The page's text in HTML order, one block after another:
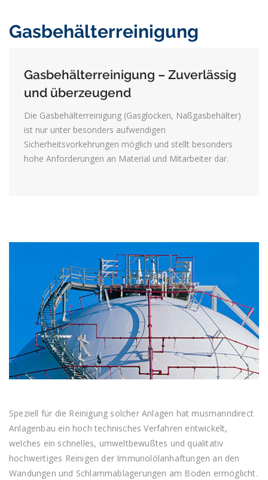
Gasbehälterreinigung
Gasbehälterreinigung – Zuverlässig
und überzeugend
Die Gasbehälterreinigung (Gasglocken, Naßgasbehälter)
ist nur unter besonders aufwendigen
Sicherheitsvorkehrungen möglich und stellt besonders
hohe Anforderungen an Material und Mitarbeiter dar.
Speziell für die Reinigung solcher Anlagen hat musmanndirect
Anlagenbau ein hoch technisches Verfahren entwickelt,
welches ein schnelles, umweltbewußtes und qualitativ
hochwertiges Reinigen der Immunolölanhaftungen an den
Wandungen und Schlammablagerungen am Boden ermöglicht.